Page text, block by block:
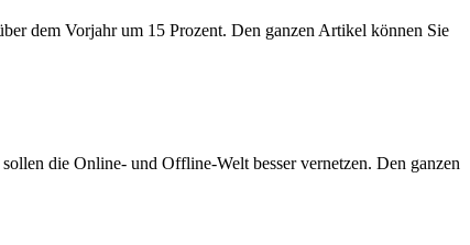
dem Vorjahr um 15 Prozent. Den ganzen Artikel können Sie
die Online- und Offline-Welt besser vernetzen. Den ganzen